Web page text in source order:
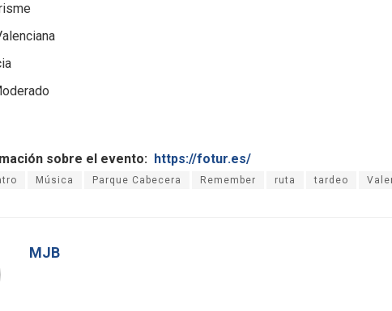
sobre el evento: https://fotur.es/
Música Parque Cabecera Remember ruta tardeo
MJB